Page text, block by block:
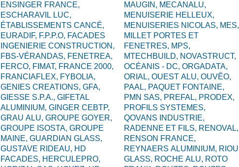
ENSINGER FRANCE,
ESCHARAVIL LUC,
ÉTABLISSEMENTS CANCÉ,
EURADIF, F.P.P.O, FACADES
INGENIERIE CONSTRUCTION,
FBS-VÉRANDAS, FENETREA,
FERCO, FIMAT, FRANCE 2000,
FRANCIAFLEX, FYBOLIA,
GENIES CREATIONS, GFA,
GIESSE S.P.A., GIFETAL
ALUMINIUM, GINGER CEBTP,
GRAU ALU, GROUPE GOYER,
GROUPE ISOSTA, GROUPE
MAINE, GUARDIAN GLASS,
GUSTAVE RIDEAU, HD
FACADES, HERCULEPRO,
MAUGIN, MECANALU,
MENUISERIE HELLEUX,
MENUISERIES NICOLAS, MES,
MILLET PORTES ET
FENETRES, MPS,
MTECHBUILD, NOVASTRUCT,
OCÉANIS - DC, ORGADATA,
ORIAL, OUEST ALU, OUVÊO,
PAAL, PAQUET FONTAINE,
PMN SAS, PREFAL, PRODEX,
PROFILS SYSTEMES,
QOVANS INDUSTRIE,
RADENNE ET FILS, RENOVAL,
RENSON FRANCE,
REYNAERS ALUMINIUM, RIOU
GLASS, ROCHE ALU, ROTO